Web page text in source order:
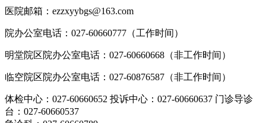
医院邮箱：ezzxyybgs@163.com
院办公室电话：027-60660777（工作时间）
明堂院区院办公室电话：027-60660668（非工作时间）
临空院区院办公室电话：027-60876587（非工作时间）
体检中心：027-60660652 投诉中心：027-60660637 门诊导诊
台：027-60660537